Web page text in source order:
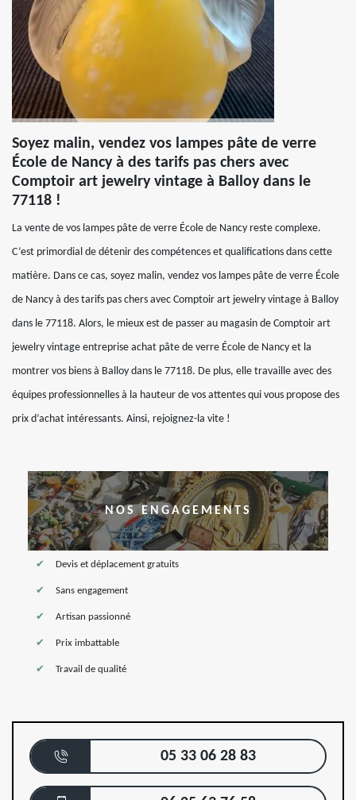
Soyez malin, vendez vos lampes pâte de verre
École de Nancy à des tarifs pas chers avec
Comptoir art jewelry vintage à Balloy dans le
77118 !
La vente de vos lampes pâte de verre École de Nancy reste complexe.
C’est primordial de détenir des compétences et qualifications dans cette
matière. Dans ce cas, soyez malin, vendez vos lampes pâte de verre École
de Nancy à des tarifs pas chers avec Comptoir art jewelry vintage à Balloy
dans le 77118. Alors, le mieux est de passer au magasin de Comptoir art
jewelry vintage entreprise achat pâte de verre École de Nancy et la
montrer vos biens à Balloy dans le 77118. De plus, elle travaille avec des
équipes professionnelles à la hauteur de vos attentes qui vous propose des
prix d’achat intéressants. Ainsi, rejoignez-la vite !
NOS ENGAGEMENTS
Devis et déplacement gratuits
Sans engagement
Artisan passionné
Prix imbattable
Travail de qualité
05 33 06 28 83